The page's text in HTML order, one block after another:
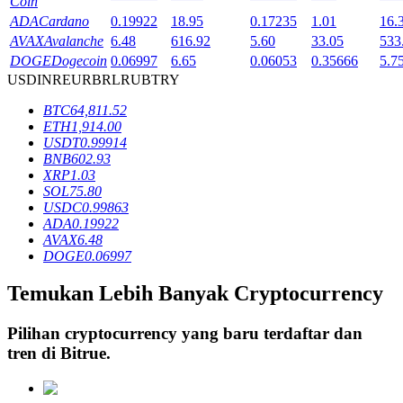
Penguncian BTR
Investasi eksklusif untuk pemegang BTR
Layanan pinjaman yang didukung Crypto
ADACardano 0.19922 18.95 0.17235 1.01
AVAXAvalanche 6.48 616.92 5.60 33.05
DOGEDogecoin 0.06997 6.65 0.06053 0.35666
USDINREURBRLRUBTRY
BTC64,811.52
ETH1,914.00
USDT0.99914
BNB602.93
XRP1.03
SOL75.80
USDC0.99863
ADA0.19922
AVAX6.48
DOGE0.06997
Temukan Lebih Banyak Cryptocurrency
Pilihan cryptocurrency yang baru terdaftar dan
tren di Bitrue.